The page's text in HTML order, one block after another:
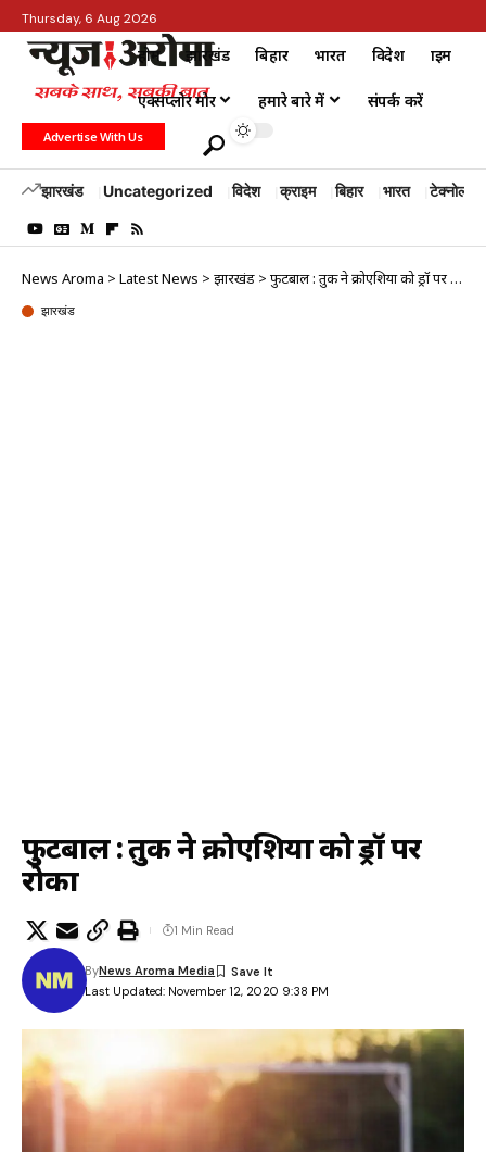
Thursday, 6 Aug 2026
होम झारखंड बिहार भारत विदेश क्राइम
एक्सप्लोर मोर हमारे बारे में संपर्क करें
Advertise With Us
झारखंड Uncategorized विदेश क्राइम बिहार भारत टेक्नोलॉजी
News Aroma > Latest News > झारखंड > फुटबाल : तुर्की ने क्रोएशिया को ड्रॉ पर रोका
झारखंड
फुटबाल : तुर्की ने क्रोएशिया को ड्रॉ पर
रोका
Last Updated: November 12, 2020 9:38 PM
ByNews Aroma Media
1 Min Read